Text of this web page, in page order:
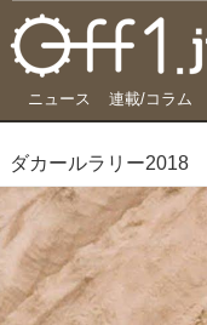
ニュース 連載/コラム